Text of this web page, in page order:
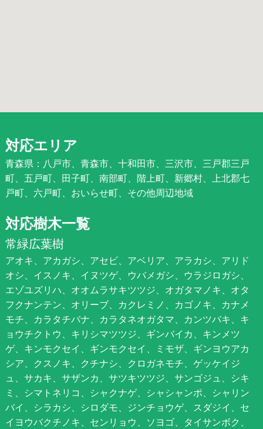
対応エリア
青森県：八戸市、青森市、十和田市、三沢市、三戸郡三戸
町、五戸町、田子町、南部町、階上町、新郷村、上北郡七
戸町、六戸町、おいらせ町、その他周辺地域
対応樹木一覧
常緑広葉樹
アオキ、アカガシ、アセビ、アベリア、アラカシ、アリド
オシ、イスノキ、イヌツゲ、ウバメガシ、ウラジロガシ、
エゾユズリハ、オオムラサキツツジ、オガタマノキ、オタ
フクナンテン、オリーブ、カクレミノ、カゴノキ、カナメ
モチ、カラタチバナ、カラタネオガタマ、カンツバキ、キ
ョウチクトウ、キリシマツツジ、ギンバイカ、キンメツ
ゲ、キンモクセイ、ギンモクセイ、ミモザ、ギンヨウアカ
シア、クスノキ、クチナシ、クロガネモチ、ゲッケイジ
ュ、サカキ、サザンカ、サツキツツジ、サンゴジュ、シキ
ミ、シマトネリコ、シャクナゲ、シャシャンポ、シャリン
バイ、シラカシ、シロダモ、ジンチョウゲ、スダジイ、セ
イヨウバクチノキ、センリョウ、ソヨゴ、タイサンボク、